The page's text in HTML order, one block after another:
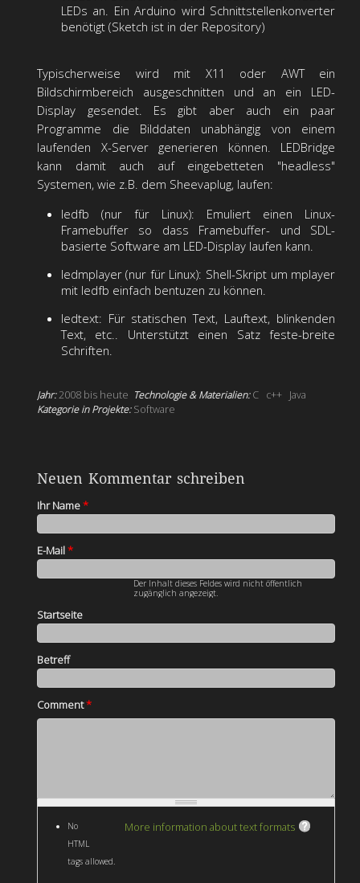
LEDs an. Ein Arduino wird Schnittstellenkonverter
benötigt (Sketch ist in der Repository)
Typischerweise wird mit X11 oder AWT ein
Bildschirmbereich ausgeschnitten und an ein LED-
Display gesendet. Es gibt aber auch ein paar
Programme die Bilddaten unabhängig von einem
laufenden X-Server generieren können. LEDBridge
kann damit auch auf eingebetteten "headless"
Systemen, wie z.B. dem Sheevaplug, laufen:
ledfb (nur für Linux): Emuliert einen Linux-
Framebuffer so dass Framebuffer- und SDL-
basierte Software am LED-Display laufen kann.
ledmplayer (nur für Linux): Shell-Skript um mplayer
mit ledfb einfach bentuzen zu können.
ledtext: Für statischen Text, Lauftext, blinkenden
Text, etc.. Unterstützt einen Satz feste-breite
Schriften.
Jahr:2008 bis heute Technologie & Materialien:C c++ Java
Kategorie in Projekte:Software
Neuen Kommentar schreiben
Ihr Name*
E-Mail*
Der Inhalt dieses Feldes wird nicht öffentlich
zugänglich angezeigt.
Startseite
Betreff
Comment*
More information about text formats
No
HTML
tags allowed.